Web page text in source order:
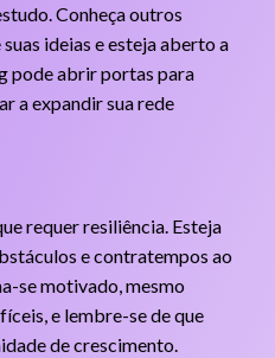
Conheça outros
ideias e esteja aberto a
pode abrir portas para
a expandir sua rede
requer resiliência. Esteja
e contratempos ao
se motivado, mesmo
e lembre-se de que
de crescimento.